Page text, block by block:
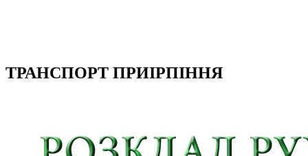
ТРАНСПОРТ ПРИІРПІННЯ